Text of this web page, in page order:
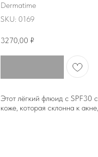
Dermatime
SKU: 0169
3270,00 ₽
Этот лёгкий флюид с SPF30
коже, которая склонна к